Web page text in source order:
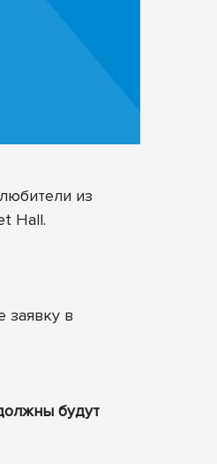
из
Hall.
заявку в
будут